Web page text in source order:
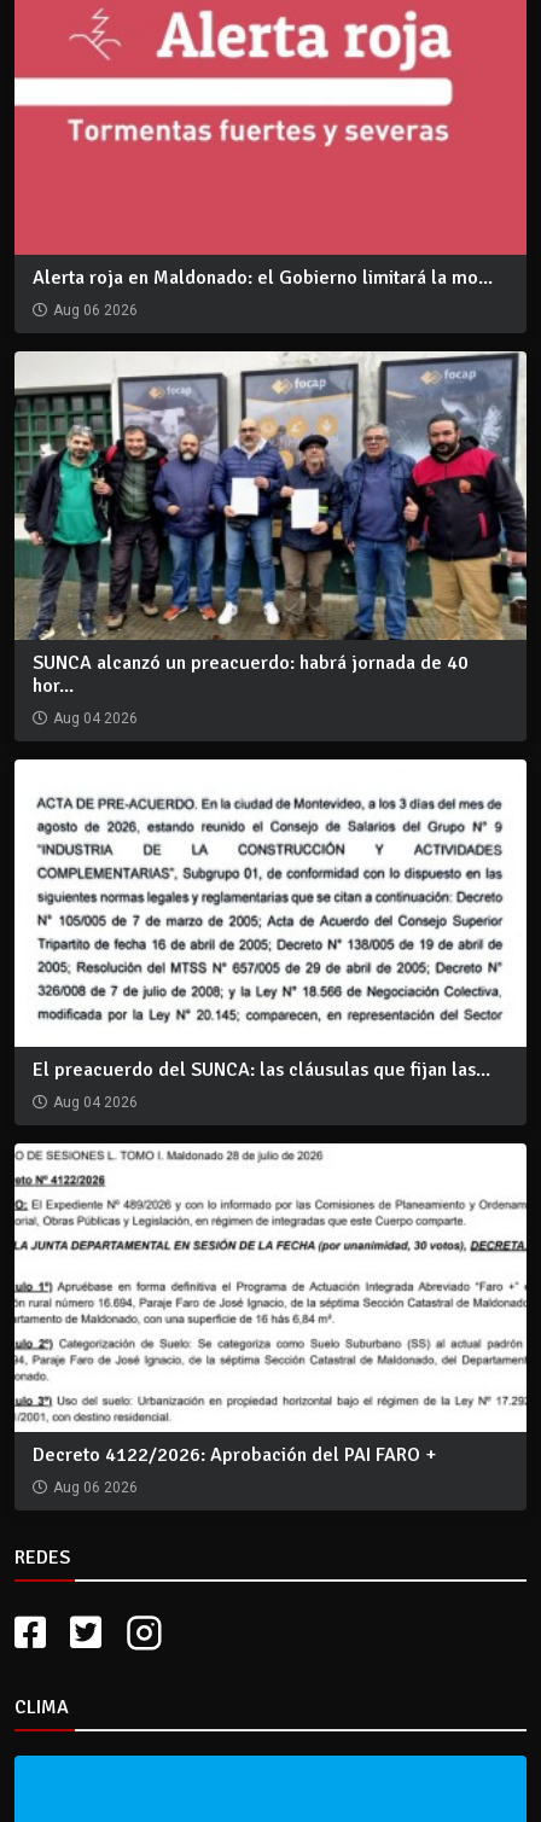
Alerta roja en Maldonado: el Gobierno limitará la mo...
Aug 06 2026
SUNCA alcanzó un preacuerdo: habrá jornada de 40
hor...
Aug 04 2026
El preacuerdo del SUNCA: las cláusulas que fijan las...
Aug 04 2026
Decreto 4122/2026: Aprobación del PAI FARO +
Aug 06 2026
REDES
CLIMA